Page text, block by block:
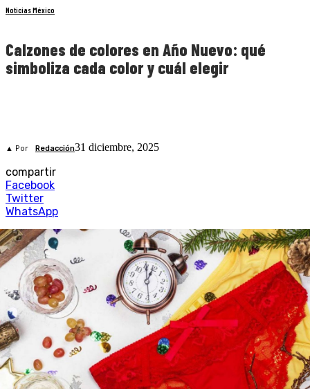
Noticias México
Calzones de colores en Año Nuevo: qué
simboliza cada color y cuál elegir
▲ Por Redacción31 diciembre, 2025
compartir
Facebook
Twitter
WhatsApp